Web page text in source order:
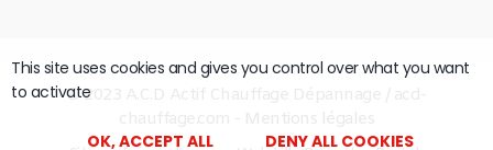
© 2023 A.C.D Actif Chauffage Dépannage / acd-
This site uses cookies and gives you control over what you want
to activate
OK, ACCEPT ALL DENY ALL COOKIES